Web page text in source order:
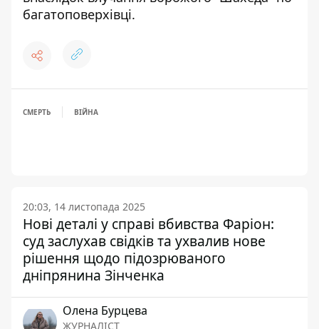
багатоповерхівці.
СМЕРТЬ ВІЙНА
20:03, 14 листопада 2025
Нові деталі у справі вбивства Фаріон:
суд заслухав свідків та ухвалив нове
рішення щодо підозрюваного
дніпрянина Зінченка
Олена Бурцева
ЖУРНАЛІСТ